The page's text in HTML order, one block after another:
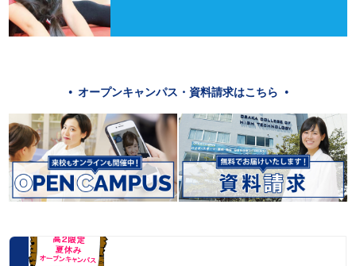
オープンキャンパス・資料請求はこちら